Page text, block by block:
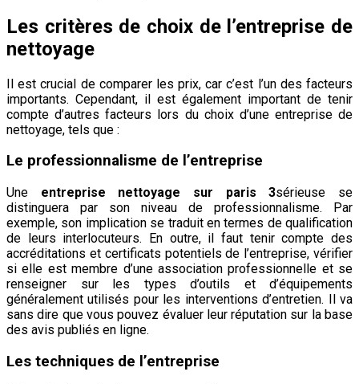
Les critères de choix de l’entreprise de
nettoyage
Il est crucial de comparer les prix, car c’est l’un des facteurs
importants. Cependant, il est également important de tenir
compte d’autres facteurs lors du choix d’une entreprise de
nettoyage, tels que :
Le professionnalisme de l’entreprise
Une entreprise nettoyage sur paris 3sérieuse se
distinguera par son niveau de professionnalisme. Par
exemple, son implication se traduit en termes de qualification
de leurs interlocuteurs. En outre, il faut tenir compte des
accréditations et certificats potentiels de l’entreprise, vérifier
si elle est membre d’une association professionnelle et se
renseigner sur les types d’outils et d’équipements
généralement utilisés pour les interventions d’entretien. Il va
sans dire que vous pouvez évaluer leur réputation sur la base
des avis publiés en ligne.
Les techniques de l’entreprise